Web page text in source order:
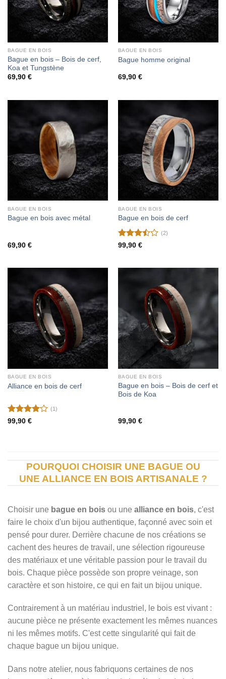
BAGUE EN BOIS
Bague en bois – Bois de cerf,
Koa et Tungstène
69,90 €
BAGUE EN BOIS
Bague homme original
69,90 €
BAGUE EN BOIS
Bague en bois avec métal
69,90 €
BAGUE EN BOIS
Bague en bois de cerf
Note
(2)
99,90 €
BAGUE EN BOIS
Alliance en bois de cerf
Note 4
(1)
99,90 €
BAGUE EN BOIS
Bague en bois – Bois de cerf et
Bois de Koa
99,90 €
POURQUOI CHOISIR UNE BAGUE OU
UNE ALLIANCE EN BOIS ARTISANALE ?
Choisir une bague en bois ou une alliance en bois, c'est
faire le choix d'un bijou authentique, façonné avec soin et
pensé pour durer. Derrière chacune de nos créations se
cachent des heures de travail, une sélection rigoureuse
des matériaux et une véritable passion pour le travail du
bois. Chaque pièce possède son propre veinage, son
caractère et son histoire, ce qui en fait un bijou unique.
Contrairement à un matériau industriel, le bois est vivant :
aucune pièce ne présente exactement les mêmes nuances
ni les mêmes motifs. C'est cette singularité qui fait de
chaque bague un bijou unique.
Dans notre atelier, nous fabriquons certaines de nos